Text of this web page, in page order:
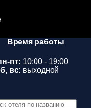
Время работы
пт:
вс:
10:00 - 19:00
выходной